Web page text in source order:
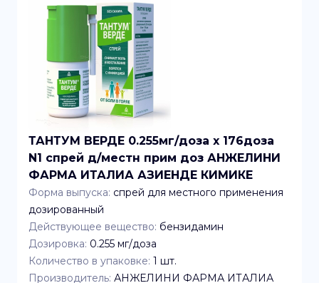
ТАНТУМ ВЕРДЕ 0.255мг/доза x 176доза
N1 спрей д/местн прим доз АНЖЕЛИНИ
ФАРМА ИТАЛИА АЗИЕНДЕ КИМИКЕ
Форма выпуска: спрей для местного применения
дозированный
Действующее вещество: бензидамин
Дозировка: 0.255 мг/доза
Количество в упаковке: 1 шт.
Производитель: АНЖЕЛИНИ ФАРМА ИТАЛИА